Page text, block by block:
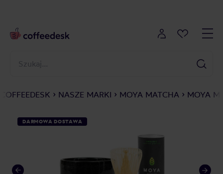
COFFEEDESK NASZE MARKI MOYA MATCHA MOYA
DARMOWA DOSTAWA